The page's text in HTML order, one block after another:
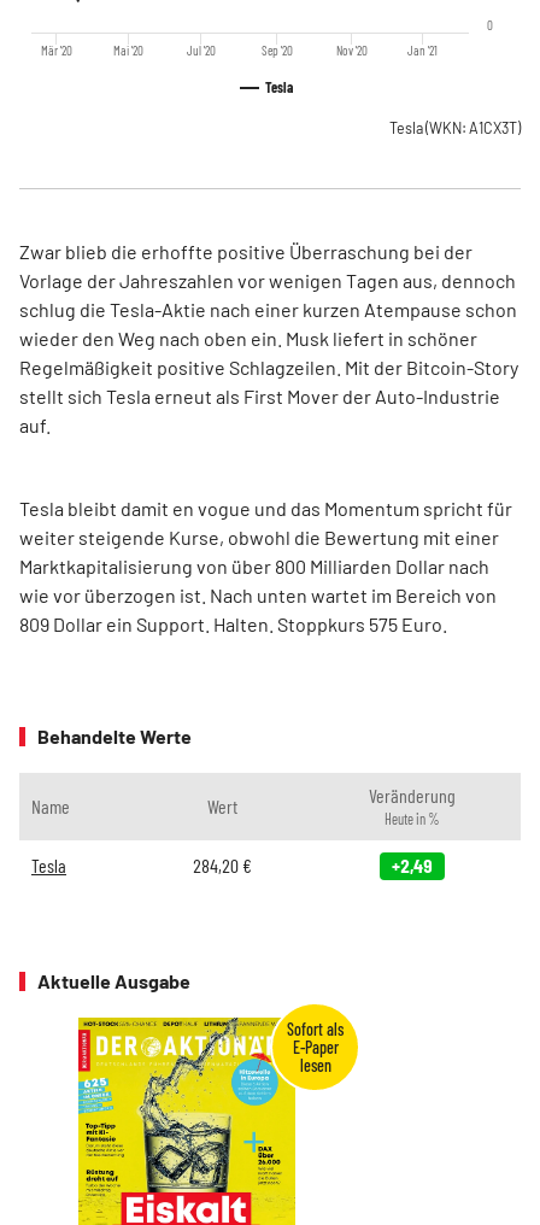
Tesla
Mär '20 Mai '20 Jul '20 Sep '20 Nov '20 Jan '21
0
Tesla(WKN: A1CX3T)
Zwar blieb die erhoffte positive Überraschung bei der
Vorlage der Jahreszahlen vor wenigen Tagen aus, dennoch
schlug die Tesla-Aktie nach einer kurzen Atempause schon
wieder den Weg nach oben ein. Musk liefert in schöner
Regelmäßigkeit positive Schlagzeilen. Mit der Bitcoin-Story
stellt sich Tesla erneut als First Mover der Auto-Industrie
auf.
Tesla bleibt damit en vogue und das Momentum spricht für
weiter steigende Kurse, obwohl die Bewertung mit einer
Marktkapitalisierung von über 800 Milliarden Dollar nach
wie vor überzogen ist. Nach unten wartet im Bereich von
809 Dollar ein Support. Halten. Stoppkurs 575 Euro.
Behandelte Werte
Name Wert Veränderung
Heute in %
Tesla 284,20 € +2,49
Aktuelle Ausgabe